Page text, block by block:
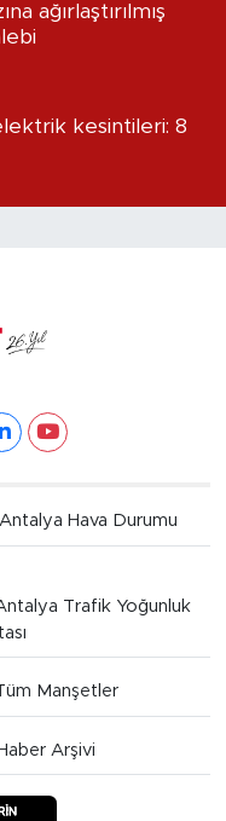
ağırlaştırılmış
kesintileri: 8
Antalya Hava Durumu
Trafik Yoğunluk
Manşetler
Arşivi